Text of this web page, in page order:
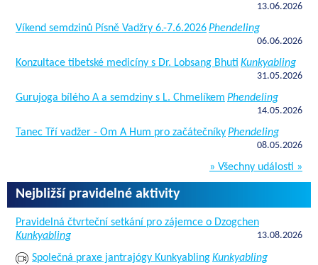
13.06.2026
Víkend semdzinů Písně Vadžry 6.-7.6.2026Phendeling
06.06.2026
Konzultace tibetské medicíny s Dr. Lobsang Bhuti Kunkyabling
31.05.2026
Gurujoga bílého A a semdziny s L. Chmelíkem Phendeling
14.05.2026
Tanec Tří vadžer - Om A Hum pro začátečníkyPhendeling
08.05.2026
» Všechny události »
Nejbližší pravidelné aktivity
Pravidelná čtvrteční setkání pro zájemce o Dzogchen
Kunkyabling
13.08.2026
Společná praxe jantrajógy KunkyablingKunkyabling